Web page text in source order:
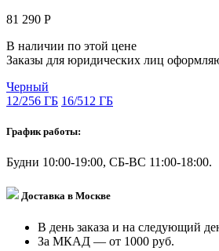
81 290 Р
В наличии по этой цене
Заказы для юридических лиц
Черный
12/256 ГБ 16/512 ГБ
График работы:
Будни 10:00-19:00, СБ-ВС 11:00-18:00.
Доставка в Москве
В день заказа и на следующий
За МКАД — от 1000 руб.